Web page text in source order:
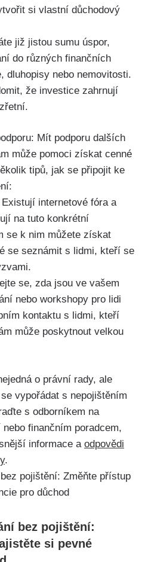
si vlastní důchodový
již jistou sumu úspor,
do různých finančních
dluhopisy nebo nemovitosti.
že investice zahrnují
Mít podporu dalších
může pomoci získat cenné
tipů, jak se připojit ke
internetové fóra a
na tuto konkrétní
se k nim můžete získat
se seznámit s lidmi, kteří se
se, zda jsou ve vašem
nebo workshopy pro lidi
kontaktu s lidmi, kteří
může poskytnout velkou
o právní rady, ale
vypořádat s nepojištěním
s odborníkem na
finančním poradcem,
informace a odpovědi
.
bez pojištění:
si pevné